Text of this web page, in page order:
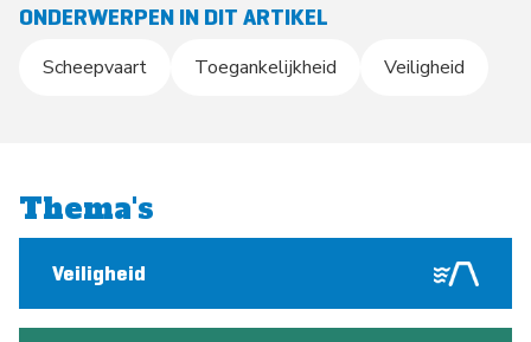
ONDERWERPEN IN DIT ARTIKEL
Scheepvaart Toegankelijkheid Veiligheid
Thema's
Veiligheid